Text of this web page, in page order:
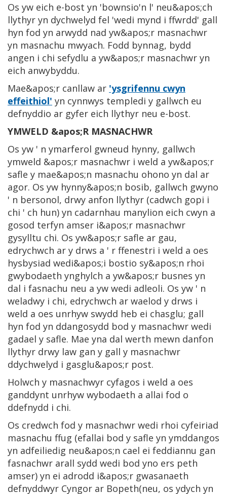
Os yw eich e-bost yn 'bownsio'n l' neu&apos;ch
llythyr yn dychwelyd fel 'wedi mynd i ffwrdd' gall
hyn fod yn arwydd nad yw&apos;r masnachwr
yn masnachu mwyach. Fodd bynnag, bydd
angen i chi sefydlu a yw&apos;r masnachwr yn
eich anwybyddu.
Mae&apos;r canllaw ar 'ysgrifennu cwyn
effeithiol' yn cynnwys templedi y gallwch eu
defnyddio ar gyfer eich llythyr neu e-bost.
YMWELD &apos;R MASNACHWR
Os yw ' n ymarferol gwneud hynny, gallwch
ymweld &apos;r masnachwr i weld a yw&apos;r
safle y mae&apos;n masnachu ohono yn dal ar
agor. Os yw hynny&apos;n bosib, gallwch gwyno
' n bersonol, drwy anfon llythyr (cadwch gopi i
chi ' ch hun) yn cadarnhau manylion eich cwyn a
gosod terfyn amser i&apos;r masnachwr
gysylltu chi. Os yw&apos;r safle ar gau,
edrychwch ar y drws a ' r ffenestri i weld a oes
hysbysiad wedi&apos;i bostio sy&apos;n rhoi
gwybodaeth ynghylch a yw&apos;r busnes yn
dal i fasnachu neu a yw wedi adleoli. Os yw ' n
weladwy i chi, edrychwch ar waelod y drws i
weld a oes unrhyw swydd heb ei chasglu; gall
hyn fod yn ddangosydd bod y masnachwr wedi
gadael y safle. Mae yna dal werth mewn danfon
llythyr drwy law gan y gall y masnachwr
ddychwelyd i gasglu&apos;r post.
Holwch y masnachwyr cyfagos i weld a oes
ganddynt unrhyw wybodaeth a allai fod o
ddefnydd i chi.
Os credwch fod y masnachwr wedi rhoi cyfeiriad
masnachu ffug (efallai bod y safle yn ymddangos
yn adfeiliedig neu&apos;n cael ei feddiannu gan
fasnachwr arall sydd wedi bod yno ers peth
amser) yn ei adrodd i&apos;r gwasanaeth
defnyddwyr Cyngor ar Bopeth(neu, os ydych yn